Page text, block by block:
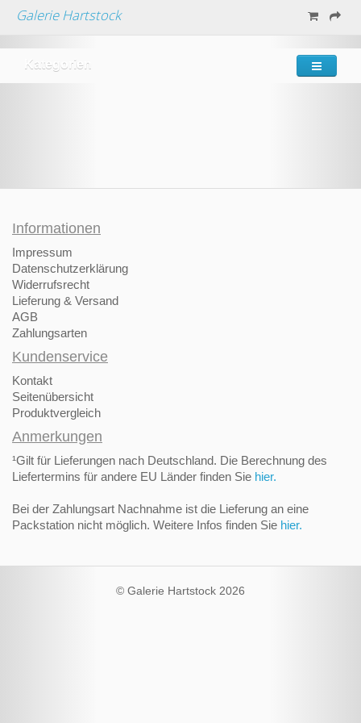
Galerie Hartstock
Kategorien
Informationen
Impressum
Datenschutzerklärung
Widerrufsrecht
Lieferung & Versand
AGB
Zahlungsarten
Kundenservice
Kontakt
Seitenübersicht
Produktvergleich
Anmerkungen
¹Gilt für Lieferungen nach Deutschland. Die Berechnung des
Liefertermins für andere EU Länder finden Sie hier.
Bei der Zahlungsart Nachnahme ist die Lieferung an eine
Packstation nicht möglich. Weitere Infos finden Sie hier.
© Galerie Hartstock 2026